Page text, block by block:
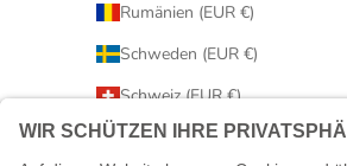
Rumänien (EUR €)
Schweden (EUR €)
Schweiz (EUR €)
Serbien (EUR €)